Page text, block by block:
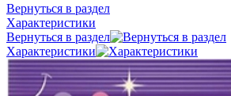
Вернуться в раздел
Характеристики
Вернуться в раздел
Характеристики